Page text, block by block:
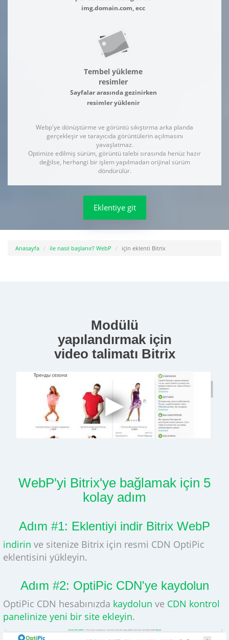
img.domain.com, ecc
Tembel yükleme
resimler
Sayfalar arasında gezinirken
resimler yüklenir
Webp'ye dönüştürme ve görüntü sıkıştırma arka planda
gerçekleşir ve tarayıcıda görüntülerin açılmasını
yavaşlatmaz.
Optimize edilmiş sürüm, görüntü talebi sırasında henüz hazır
değilse, herhangi bir işlem yapılmadan orijinal sürüm
döndürülür.
Eklentiye git
Anasayfa ile nasıl başlanır? WebP için eklenti Bitrix
Modülü
yapılandırmak için
video talimatı Bitrix
WebP'yi Bitrix'ye bağlamak için 5
kolay adım
Adım #1: Eklentiyi indir Bitrix WebP
indirin ve sitenize Bitrix için resmi CDN OptiPic
eklentisini yükleyin.
Adım #2: OptiPic CDN'ye kaydolun
OptiPic CDN hesabınızda kaydolun ve CDN kontrol
panelinize yeni bir site ekleyin.